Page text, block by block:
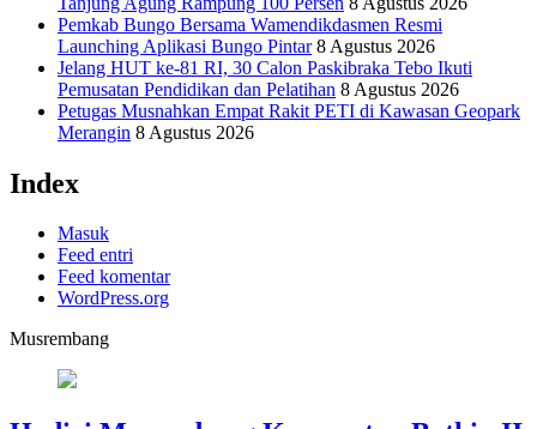
Pemkab Bungo Bersama Wamendikdasmen Resmi
Launching Aplikasi Bungo Pintar 8 Agustus 2026
Jelang HUT ke-81 RI, 30 Calon Paskibraka Tebo Ikuti
Pemusatan Pendidikan dan Pelatihan 8 Agustus 2026
Petugas Musnahkan Empat Rakit PETI di Kawasan Geopark
Merangin 8 Agustus 2026
Index
Masuk
Feed entri
Feed komentar
WordPress.org
Musrembang